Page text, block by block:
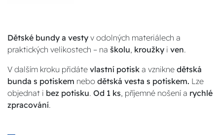
Dětské bundy a vesty v odolných materiálech a
praktických velikostech – na školu, kroužky i ven.
V dalším kroku přidáte vlastní potisk a vznikne dětská
bunda s potiskem nebo dětská vesta s potiskem. Lze
objednat i bez potisku. Od 1 ks, příjemné nošení a rychlé
zpracování.